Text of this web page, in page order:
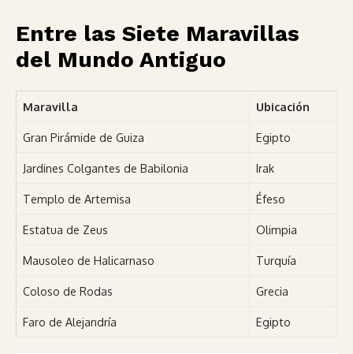
Entre las Siete Maravillas
del Mundo Antiguo
Maravilla Ubicación
Gran Pirámide de Guiza Egipto
Jardines Colgantes de Babilonia Irak
Templo de Artemisa Éfeso
Estatua de Zeus Olimpia
Mausoleo de Halicarnaso Turquía
Coloso de Rodas Grecia
Faro de Alejandría Egipto